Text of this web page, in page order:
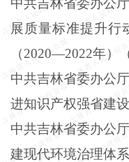
中共吉林省委办公
展质量标准提升行
（2020—2022年）
中共吉林省委办公
进知识产权强省建
中共吉林省委办公
建现代环境治理体